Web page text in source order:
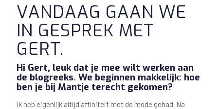
VANDAAG GAAN WE
IN GESPREK MET
GERT.
Hi Gert, leuk dat je mee wilt werken aan
de blogreeks. We beginnen makkelijk: hoe
ben je bij Mantje terecht gekomen?
Ik heb eigenlijk altijd affiniteit met de mode gehad. Na